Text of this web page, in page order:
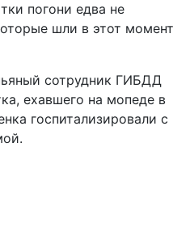
погони едва не
шли в этот момент
сотрудник ГИБДД
ехавшего на мопеде в
госпитализировали с